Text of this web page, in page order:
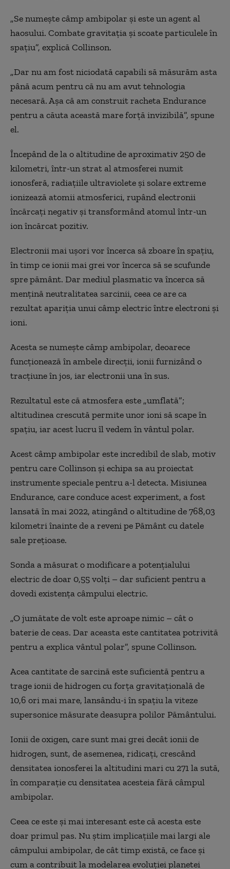
„Se numește câmp ambipolar și este un agent al
haosului. Combate gravitația și scoate particulele în
spațiu”, explică Collinson.
„Dar nu am fost niciodată capabili să măsurăm asta
până acum pentru că nu am avut tehnologia
necesară. Așa că am construit racheta Endurance
pentru a căuta această mare forță invizibilă”, spune
el.
Începând de la o altitudine de aproximativ 250 de
kilometri, într-un strat al atmosferei numit
ionosferă, radiațiile ultraviolete și solare extreme
ionizează atomii atmosferici, rupând electronii
încărcați negativ și transformând atomul într-un
ion încărcat pozitiv.
Electronii mai ușori vor încerca să zboare în spațiu,
în timp ce ionii mai grei vor încerca să se scufunde
spre pământ. Dar mediul plasmatic va încerca să
mențină neutralitatea sarcinii, ceea ce are ca
rezultat apariția unui câmp electric între electroni și
ioni.
Acesta se numește câmp ambipolar, deoarece
funcționează în ambele direcții, ionii furnizând o
tracțiune în jos, iar electronii una în sus.
Rezultatul este că atmosfera este „umflată”;
altitudinea crescută permite unor ioni să scape în
spațiu, iar acest lucru îl vedem în vântul polar.
Acest câmp ambipolar este incredibil de slab, motiv
pentru care Collinson și echipa sa au proiectat
instrumente speciale pentru a-l detecta. Misiunea
Endurance, care conduce acest experiment, a fost
lansată în mai 2022, atingând o altitudine de 768,03
kilometri înainte de a reveni pe Pământ cu datele
sale prețioase.
Sonda a măsurat o modificare a potențialului
electric de doar 0,55 volți – dar suficient pentru a
dovedi existența câmpului electric.
„O jumătate de volt este aproape nimic – cât o
baterie de ceas. Dar aceasta este cantitatea potrivită
pentru a explica vântul polar”, spune Collinson.
Acea cantitate de sarcină este suficientă pentru a
trage ionii de hidrogen cu forța gravitațională de
10,6 ori mai mare, lansându-i în spațiu la viteze
supersonice măsurate deasupra polilor Pământului.
Ionii de oxigen, care sunt mai grei decât ionii de
hidrogen, sunt, de asemenea, ridicați, crescând
densitatea ionosferei la altitudini mari cu 271 la sută,
în comparație cu densitatea acesteia fără câmpul
ambipolar.
Ceea ce este și mai interesant este că acesta este
doar primul pas. Nu știm implicațiile mai largi ale
câmpului ambipolar, de cât timp există, ce face și
cum a contribuit la modelarea evoluției planetei